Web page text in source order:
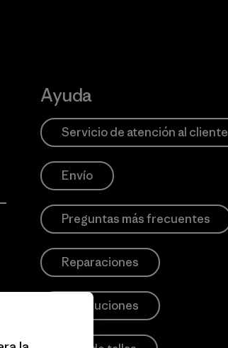
Ayuda
Servicio de atención al cliente
Envío
Preguntas más frecuentes
Reparaciones
Devoluciones